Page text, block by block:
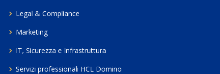
Legal & Compliance
Marketing
IT, Sicurezza e Infrastruttura
Servizi professionali HCL Domino